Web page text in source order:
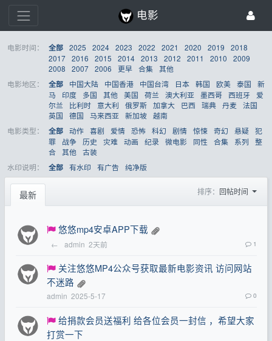
电影
电影时间： 全部 2025 2024 2023 2022 2021 2020 2019
2018
2017 2016 2015 2014 2013 2012 2011 2010
2009
2008
2007 2006 更早 合集 其他
电影地区：
全部 中国大陆 中国香港 中国台湾 日本 韩国 欧美 泰国
新
马
印度 多国 其他 美国 荷兰 澳大利亚 墨西哥 西班牙
爱
尔兰
比利时 意大利 俄罗斯 加拿大 巴西 瑞典 丹麦 法国
英国
德国 马来西亚 新加坡 越南
电影类型：
全部 动作 喜剧 爱情 恐怖 科幻 剧情 惊悚 奇幻 悬疑 犯
罪
战争 历史 灾难 动画 纪录 微电影 同性 合集 系列
整
合 其他 古装
水印说明：
全部 有水印 有广告 纯净版
最新 排序： 回帖时间
悠悠mp4安卓APP下载
← admin 2天前 1
关注悠悠MP4公众号获取最新电影资讯 访问网站
不迷路
admin 2025-5-17 0
给捐款会员送福利 给各位会员一封信 ，希望大家
打赏一下